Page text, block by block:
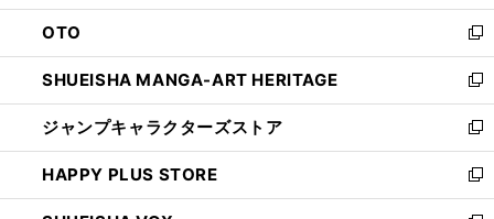
ウ
で
開
く
ン
ド
ウ
で
開
く
OTO
新
し
い
ウ
ィ
ン
ド
ウ
SHUEISHA MANGA-ART HERITAGE
新
し
い
ウ
ィ
ン
ジャンプキャラクターズストア
新
し
い
ウ
HAPPY PLUS STORE
新
し